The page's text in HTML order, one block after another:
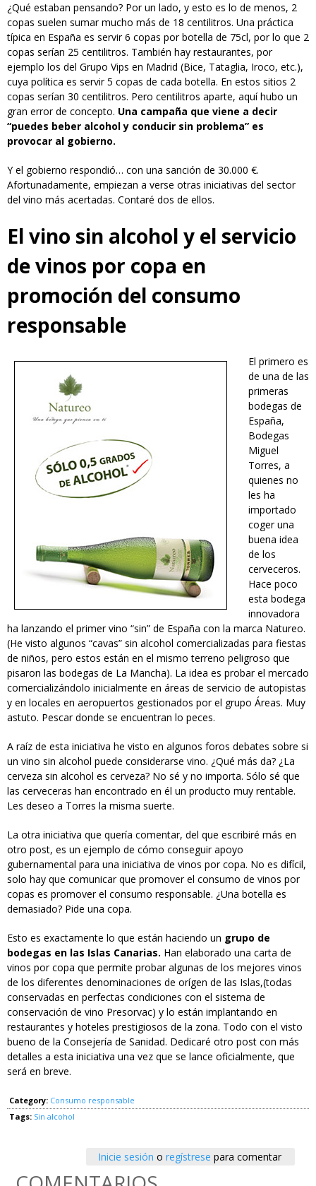
¿Qué estaban pensando? Por un lado, y esto es lo de menos, 2
copas suelen sumar mucho más de 18 centilitros. Una práctica
típica en España es servir 6 copas por botella de 75cl, por lo que 2
copas serían 25 centilitros. También hay restaurantes, por
ejemplo los del Grupo Vips en Madrid (Bice, Tataglia, Iroco, etc.),
cuya política es servir 5 copas de cada botella. En estos sitios 2
copas serían 30 centilitros. Pero centilitros aparte, aquí hubo un
gran error de concepto. Una campaña que viene a decir
“puedes beber alcohol y conducir sin problema” es
provocar al gobierno.
Y el gobierno respondió… con una sanción de 30.000 €.
Afortunadamente, empiezan a verse otras iniciativas del sector
del vino más acertadas. Contaré dos de ellos.
El vino sin alcohol y el servicio
de vinos por copa en
promoción del consumo
responsable
natureo-vino-sin-alcohol.jpg
El primero es
de una de las
primeras
bodegas de
España,
Bodegas
Miguel
Torres, a
quienes no
les ha
importado
coger una
buena idea
de los
cerveceros.
Hace poco
esta bodega
innovadora
ha lanzando el primer vino “sin” de España con la marca Natureo.
(He visto algunos “cavas” sin alcohol comercializadas para fiestas
de niños, pero estos están en el mismo terreno peligroso que
pisaron las bodegas de La Mancha). La idea es probar el mercado
comercializándolo inicialmente en áreas de servicio de autopistas
y en locales en aeropuertos gestionados por el grupo Áreas. Muy
astuto. Pescar donde se encuentran lo peces.
A raíz de esta iniciativa he visto en algunos foros debates sobre si
un vino sin alcohol puede considerarse vino. ¿Qué más da? ¿La
cerveza sin alcohol es cerveza? No sé y no importa. Sólo sé que
las cerveceras han encontrado en él un producto muy rentable.
Les deseo a Torres la misma suerte.
La otra iniciativa que quería comentar, del que escribiré más en
otro post, es un ejemplo de cómo conseguir apoyo
gubernamental para una iniciativa de vinos por copa. No es difícil,
solo hay que comunicar que promover el consumo de vinos por
copas es promover el consumo responsable. ¿Una botella es
demasiado? Pide una copa.
Esto es exactamente lo que están haciendo un grupo de
bodegas en las Islas Canarias. Han elaborado una carta de
vinos por copa que permite probar algunas de los mejores vinos
de los diferentes denominaciones de orígen de las Islas,(todas
conservadas en perfectas condiciones con el sistema de
conservación de vino Presorvac) y lo están implantando en
restaurantes y hoteles prestigiosos de la zona. Todo con el visto
bueno de la Consejería de Sanidad. Dedicaré otro post con más
detalles a esta iniciativa una vez que se lance oficialmente, que
será en breve.
Category: Consumo responsable
Tags: Sin alcohol
Inicie sesión o regístrese para comentar